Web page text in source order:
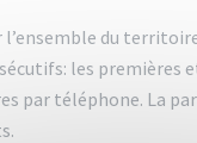
du
les premières
par téléphone. La